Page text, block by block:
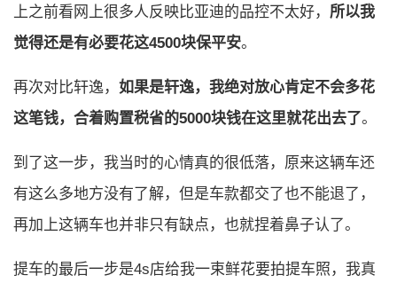
上之前看网上很多人反映比亚迪的品控不太好， 所以我
觉得还是有必要花这4500块保平安。
再次对比轩逸， 如果是轩逸，我绝对放心肯定不会多花
这笔钱，合着购置税省的5000块钱在这里就花出去了。
到了这一步，我当时的心情真的很低落，原来这辆车还
有这么多地方没有了解，但是车款都交了也不能退了，
再加上这辆车也并非只有缺点，也就捏着鼻子认了。
提车的最后一步是4s店给我一束鲜花要拍提车照，我真